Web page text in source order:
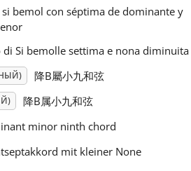
bemol con séptima de dominante y
di Si bemolle settima e nona diminuita
降B屬小九和弦
降B属小九和弦
minor ninth chord
mit kleiner None